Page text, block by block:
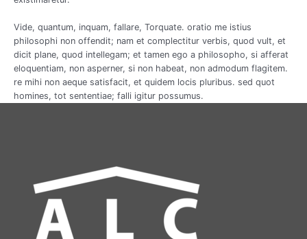
Vide, quantum, inquam, fallare, Torquate. oratio me istius
philosophi non offendit; nam et complectitur verbis, quod vult, et
dicit plane, quod intellegam; et tamen ego a philosopho, si afferat
eloquentiam, non asperner, si non habeat, non admodum flagitem.
re mihi non aeque satisfacit, et quidem locis pluribus. sed quot
homines, tot sententiae; falli igitur possumus.